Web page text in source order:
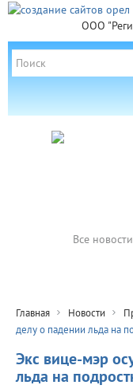
ООО
Все новости
Главная Новости
делу о падении льда на
Экс вице-мэр
льда на